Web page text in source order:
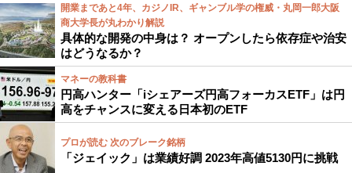
開業まであと4年、カジノIR、ギャンブル学の権威・丸岡一郎大阪
商大学長が丸わかり解説
具体的な開発の中身は？ オープンしたら依存症や治安
はどうなるか？
マネーの教科書
円高ハンター「iシェアーズ円高フォーカスETF」は円
高をチャンスに変える日本初のETF
プロが読む 次のブレーク銘柄
「ジェイック」は業績好調 2023年高値5130円に挑戦